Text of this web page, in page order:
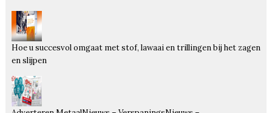
Hoe u succesvol omgaat met stof, lawaai en trillingen bij het zagen
en slijpen